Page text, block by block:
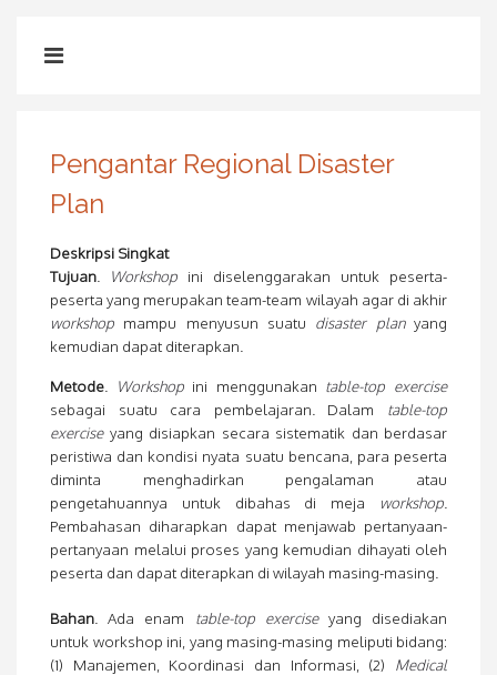
Pengantar Regional Disaster
Plan
Deskripsi Singkat
Tujuan
Workshop ini diselenggarakan untuk peserta-
peserta yang merupakan team-team wilayah agar di akhir
workshop mampu menyusun suatu disaster planyang
kemudian dapat diterapkan.
Metode Workshopini menggunakan table-top exercise
sebagai suatu cara pembelajaran. Dalam table-top
exerciseyang disiapkan secara sistematik dan berdasar
peristiwa dan kondisi nyata suatu bencana, para peserta
diminta menghadirkan pengalaman atau
pengetahuannya untuk dibahas di meja
workshop
Pembahasan diharapkan dapat menjawab pertanyaan-
pertanyaan melalui proses yang kemudian dihayati oleh
peserta dan dapat diterapkan di wilayah masing-masing.
Bahan . Ada enam table-top exerciseyang disediakan
untuk workshop ini, yang masing-masing meliputi bidang:
(1) Manajemen, Koordinasi dan Informasi, (2) Medical